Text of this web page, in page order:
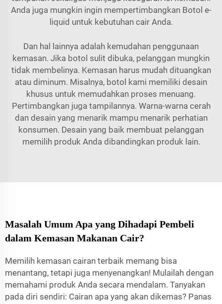
Anda juga mungkin ingin mempertimbangkan Botol e-
liquid untuk kebutuhan cair Anda.
Dan hal lainnya adalah kemudahan penggunaan
kemasan. Jika botol sulit dibuka, pelanggan mungkin
tidak membelinya. Kemasan harus mudah dituangkan
atau diminum. Misalnya, botol kami memiliki desain
khusus untuk memudahkan proses menuang.
Pertimbangkan juga tampilannya. Warna-warna cerah
dan desain yang menarik mampu menarik perhatian
konsumen. Desain yang baik membuat pelanggan
memilih produk Anda dibandingkan produk lain.
Masalah Umum Apa yang Dihadapi Pembeli
dalam Kemasan Makanan Cair?
Memilih kemasan cairan terbaik memang bisa
menantang, tetapi juga menyenangkan! Mulailah dengan
memahami produk Anda secara mendalam. Tanyakan
pada diri sendiri: Cairan apa yang akan dikemas? Panas